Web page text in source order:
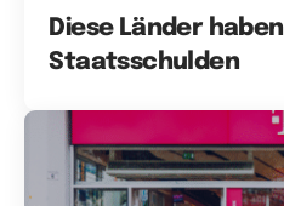
Diese Länder
Staatsschulden